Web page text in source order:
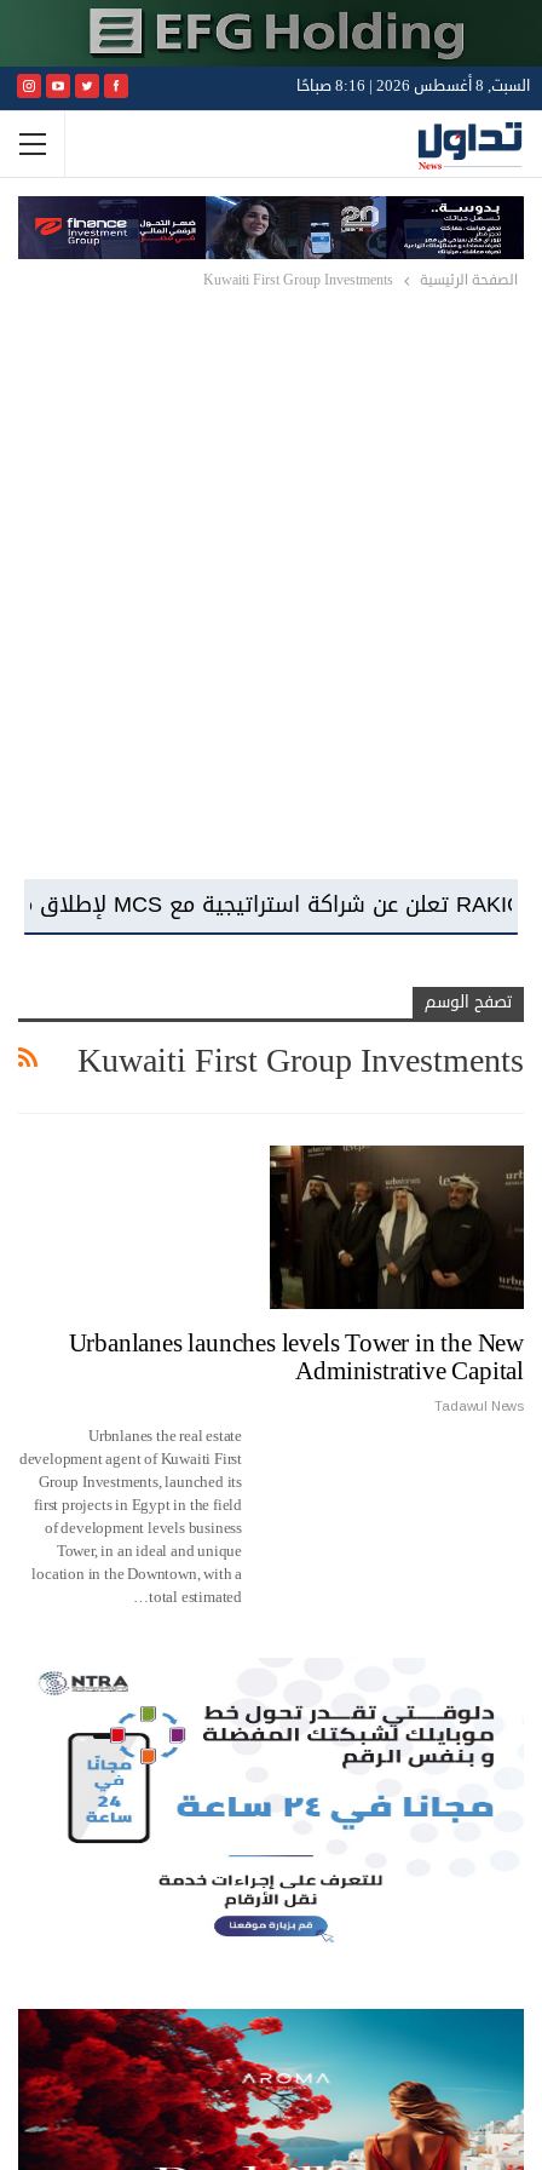
السبت, 8 أغسطس 2026 | 8:16 صباحًا
الصفحة الرئيسية Kuwaiti First Group Investments
تصفح الوسم
Kuwaiti First Group Investments
Urbanlanes launches levels Tower in the New
Administrative Capital
Tadawul News
Urbnlanes the real estate
development agent of Kuwaiti First
Group Investments, launched its
first projects in Egypt in the field
of development levels business
Tower, in an ideal and unique
location in the Downtown, with a
total estimated…